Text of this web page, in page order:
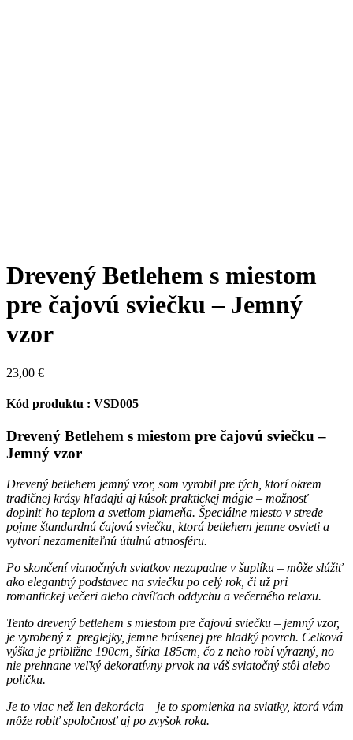
Drevený Betlehem s miestom
pre čajovú sviečku – Jemný
vzor
23,00 €
Kód produktu : VSD005
Drevený Betlehem s miestom pre čajovú sviečku –
Jemný vzor
Drevený betlehem jemný vzor, som vyrobil pre tých, ktorí okrem
tradičnej krásy hľadajú aj kúsok praktickej mágie – možnosť
doplniť ho teplom a svetlom plameňa. Špeciálne miesto v strede
pojme štandardnú čajovú sviečku, ktorá betlehem jemne osvieti a
vytvorí nezameniteľnú útulnú atmosféru.
Po skončení vianočných sviatkov nezapadne v šuplíku – môže slúžiť
ako elegantný podstavec na sviečku po celý rok, či už pri
romantickej večeri alebo chvíľach oddychu a večerného relaxu.
Tento drevený betlehem s miestom pre čajovú sviečku – jemný vzor,
je vyrobený z preglejky, jemne brúsenej pre hladký povrch. Celková
výška je približne 190cm, šírka 185cm, čo z neho robí výrazný, no
nie prehnane veľký dekoratívny prvok na váš sviatočný stôl alebo
poličku.
Je to viac než len dekorácia – je to spomienka na sviatky, ktorá vám
môže robiť spoločnosť aj po zvyšok roka.